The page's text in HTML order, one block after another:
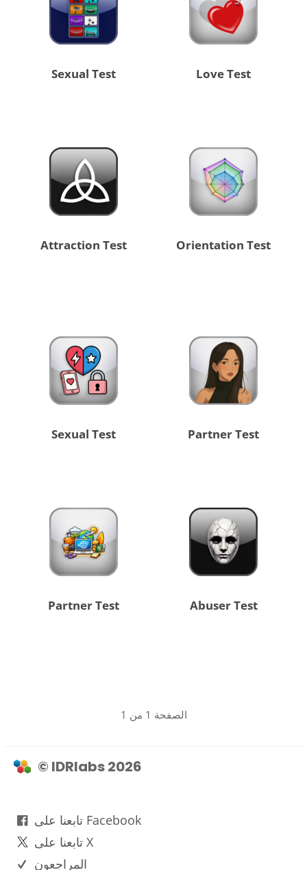
Sexual Test Love Test
Attraction Test Orientation Test
Sexual Test Partner Test
Partner Test Abuser Test
الصفحة 1 من 1
© IDRlabs 2026
تابعنا على Facebook
تابعنا على X
المراجعون